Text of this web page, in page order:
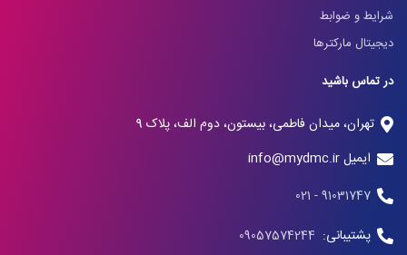
شرایط و ضوابط
دیجیتال مارکترها
در تماس باشید
تهران، میدان فاطمی، بیستون، دوم الف، پلاک 9
ایمیل info@mydmc.ir
91031747 - 021
پشتیبانی: